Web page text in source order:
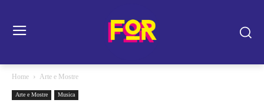
Home Arte e Mostre
Arte e Mostre Musica